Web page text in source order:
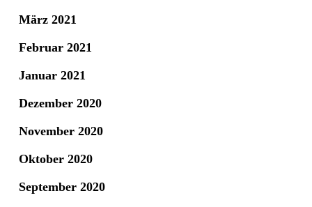
März 2021
Februar 2021
Januar 2021
Dezember 2020
November 2020
Oktober 2020
September 2020